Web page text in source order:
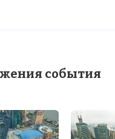
события